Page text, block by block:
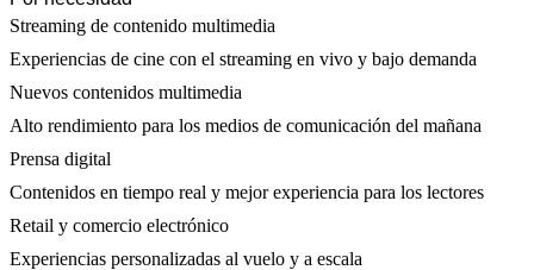
Streaming de contenido multimedia
Experiencias de cine con el streaming en vivo y bajo demanda
Nuevos contenidos multimedia
Alto rendimiento para los medios de comunicación del mañana
Prensa digital
Contenidos en tiempo real y mejor experiencia para los lectores
Retail y comercio electrónico
Experiencias personalizadas al vuelo y a escala